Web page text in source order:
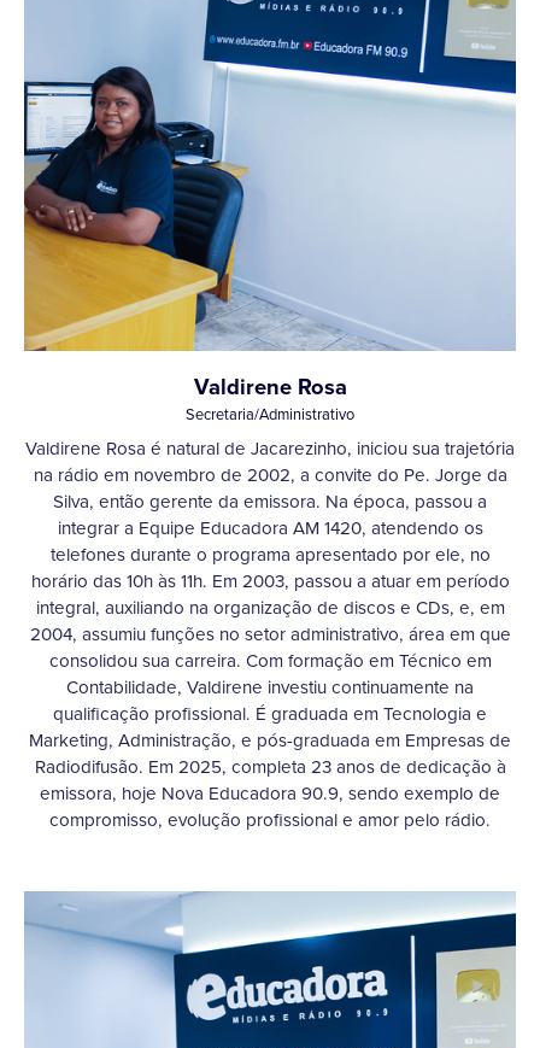
Valdirene Rosa
Secretaria/Administrativo
Valdirene Rosa é natural de Jacarezinho, iniciou sua trajetória
na rádio em novembro de 2002, a convite do Pe. Jorge da
Silva, então gerente da emissora. Na época, passou a
integrar a Equipe Educadora AM 1420, atendendo os
telefones durante o programa apresentado por ele, no
horário das 10h às 11h. Em 2003, passou a atuar em período
integral, auxiliando na organização de discos e CDs, e, em
2004, assumiu funções no setor administrativo, área em que
consolidou sua carreira. Com formação em Técnico em
Contabilidade, Valdirene investiu continuamente na
qualificação profissional. É graduada em Tecnologia e
Marketing, Administração, e pós-graduada em Empresas de
Radiodifusão. Em 2025, completa 23 anos de dedicação à
emissora, hoje Nova Educadora 90.9, sendo exemplo de
compromisso, evolução profissional e amor pelo rádio.